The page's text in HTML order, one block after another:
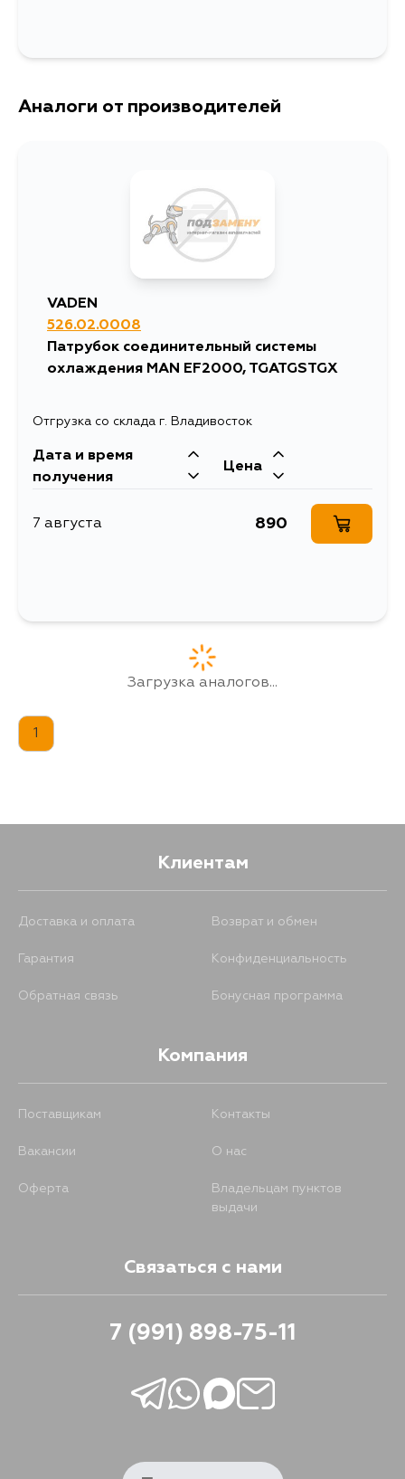
Аналоги от производителей
VADEN
526.02.0008
Патрубок соединительный системы
охлаждения MAN EF2000, TGATGSTGX
Отгрузка со склада г. Владивосток
Дата и время
получения
Цена
7 августа 890
Загрузка аналогов...
1
Клиентам
Доставка и оплата Возврат и обмен
Гарантия Конфиденциальность
Обратная связь Бонусная программа
Компания
Поставщикам Контакты
Вакансии О нас
Оферта
Владельцам пунктов
выдачи
Связаться с нами
7 (991) 898-75-11